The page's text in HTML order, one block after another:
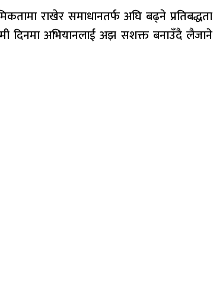
राखेर समाधानतर्फ अघि बढ्ने प्रतिबद्धता
दिनमा अभियानलाई अझ सशक्त बनाउँदै लैजाने